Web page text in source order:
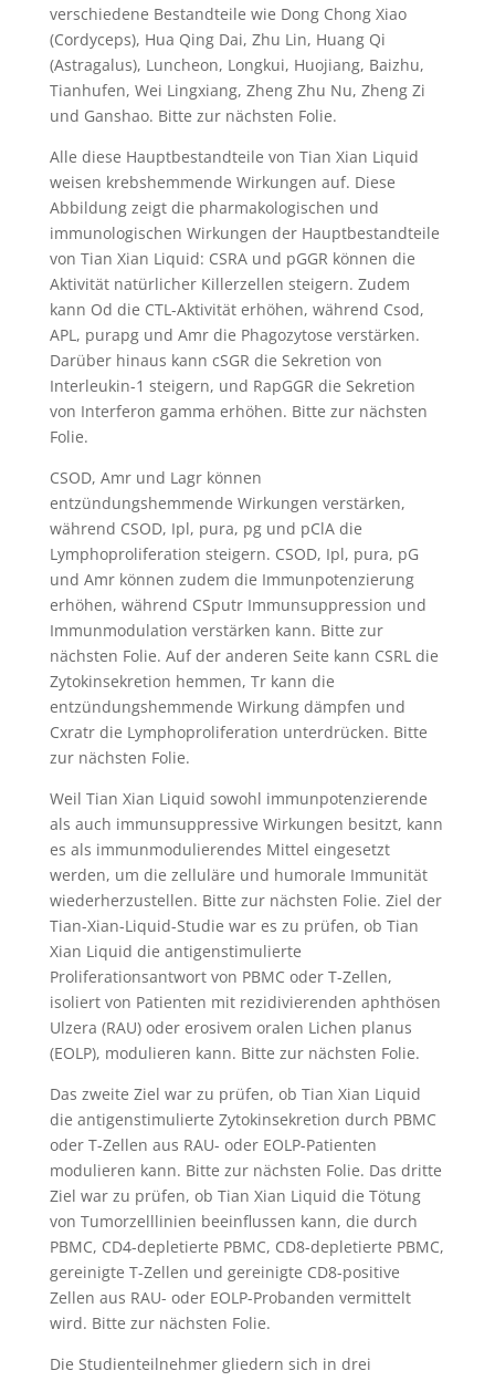
verschiedene Bestandteile wie Dong Chong Xiao
(Cordyceps), Hua Qing Dai, Zhu Lin, Huang Qi
(Astragalus), Luncheon, Longkui, Huojiang, Baizhu,
Tianhufen, Wei Lingxiang, Zheng Zhu Nu, Zheng Zi
und Ganshao. Bitte zur nächsten Folie.
Alle diese Hauptbestandteile von Tian Xian Liquid
weisen krebshemmende Wirkungen auf. Diese
Abbildung zeigt die pharmakologischen und
immunologischen Wirkungen der Hauptbestandteile
von Tian Xian Liquid: CSRA und pGGR können die
Aktivität natürlicher Killerzellen steigern. Zudem
kann Od die CTL-Aktivität erhöhen, während Csod,
APL, purapg und Amr die Phagozytose verstärken.
Darüber hinaus kann cSGR die Sekretion von
Interleukin-1 steigern, und RapGGR die Sekretion
von Interferon gamma erhöhen. Bitte zur nächsten
Folie.
CSOD, Amr und Lagr können
entzündungshemmende Wirkungen verstärken,
während CSOD, Ipl, pura, pg und pClA die
Lymphoproliferation steigern. CSOD, Ipl, pura, pG
und Amr können zudem die Immunpotenzierung
erhöhen, während CSputr Immunsuppression und
Immunmodulation verstärken kann. Bitte zur
nächsten Folie. Auf der anderen Seite kann CSRL die
Zytokinsekretion hemmen, Tr kann die
entzündungshemmende Wirkung dämpfen und
Cxratr die Lymphoproliferation unterdrücken. Bitte
zur nächsten Folie.
Weil Tian Xian Liquid sowohl immunpotenzierende
als auch immunsuppressive Wirkungen besitzt, kann
es als immunmodulierendes Mittel eingesetzt
werden, um die zelluläre und humorale Immunität
wiederherzustellen. Bitte zur nächsten Folie. Ziel der
Tian-Xian-Liquid-Studie war es zu prüfen, ob Tian
Xian Liquid die antigenstimulierte
Proliferationsantwort von PBMC oder T-Zellen,
isoliert von Patienten mit rezidivierenden aphthösen
Ulzera (RAU) oder erosivem oralen Lichen planus
(EOLP), modulieren kann. Bitte zur nächsten Folie.
Das zweite Ziel war zu prüfen, ob Tian Xian Liquid
die antigenstimulierte Zytokinsekretion durch PBMC
oder T-Zellen aus RAU- oder EOLP-Patienten
modulieren kann. Bitte zur nächsten Folie. Das dritte
Ziel war zu prüfen, ob Tian Xian Liquid die Tötung
von Tumorzelllinien beeinflussen kann, die durch
PBMC, CD4-depletierte PBMC, CD8-depletierte PBMC,
gereinigte T-Zellen und gereinigte CD8-positive
Zellen aus RAU- oder EOLP-Probanden vermittelt
wird. Bitte zur nächsten Folie.
Die Studienteilnehmer gliedern sich in drei